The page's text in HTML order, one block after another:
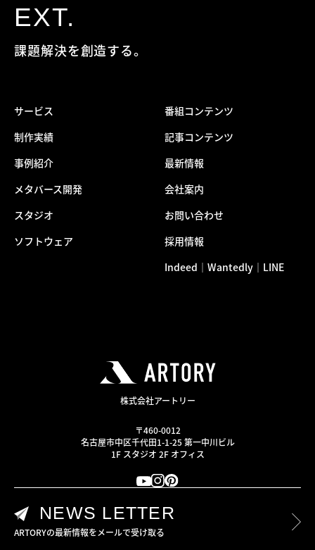
EXT.
課題解決を創造する。
サービス
制作実績
事例紹介
メタバース開発
スタジオ
ソフトウェア
番組コンテンツ
記事コンテンツ
最新情報
会社案内
お問い合わせ
採用情報
Indeed ｜ Wantedly ｜ LINE
株式会社アートリー
〒460-0012
名古屋市中区千代田1-1-25 第一中川ビル
1F スタジオ 2F オフィス
NEWS LETTER
ARTORYの最新情報をメールで受け取る